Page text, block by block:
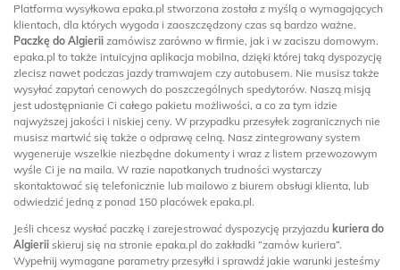
Platforma wysyłkowa epaka.pl stworzona została z myślą o wymagających
klientach, dla których wygoda i zaoszczędzony czas są bardzo ważne.
Paczkę do Algierii zamówisz zarówno w firmie, jak i w zaciszu domowym.
epaka.pl to także intuicyjna aplikacja mobilna, dzięki której taką dyspozycję
zlecisz nawet podczas jazdy tramwajem czy autobusem. Nie musisz także
wysyłać zapytań cenowych do poszczególnych spedytorów. Naszą misją
jest udostępnianie Ci całego pakietu możliwości, a co za tym idzie
najwyższej jakości i niskiej ceny. W przypadku przesyłek zagranicznych nie
musisz martwić się także o odprawę celną. Nasz zintegrowany system
wygeneruje wszelkie niezbędne dokumenty i wraz z listem przewozowym
wyśle Ci je na maila. W razie napotkanych trudności wystarczy
skontaktować się telefonicznie lub mailowo z biurem obsługi klienta, lub
odwiedzić jedną z ponad 150 placówek epaka.pl.
Jeśli chcesz wysłać paczkę i zarejestrować dyspozycję przyjazdu kuriera do
Algierii skieruj się na stronie epaka.pl do zakładki “zamów kuriera”.
Wypełnij wymagane parametry przesyłki i sprawdź jakie warunki jesteśmy